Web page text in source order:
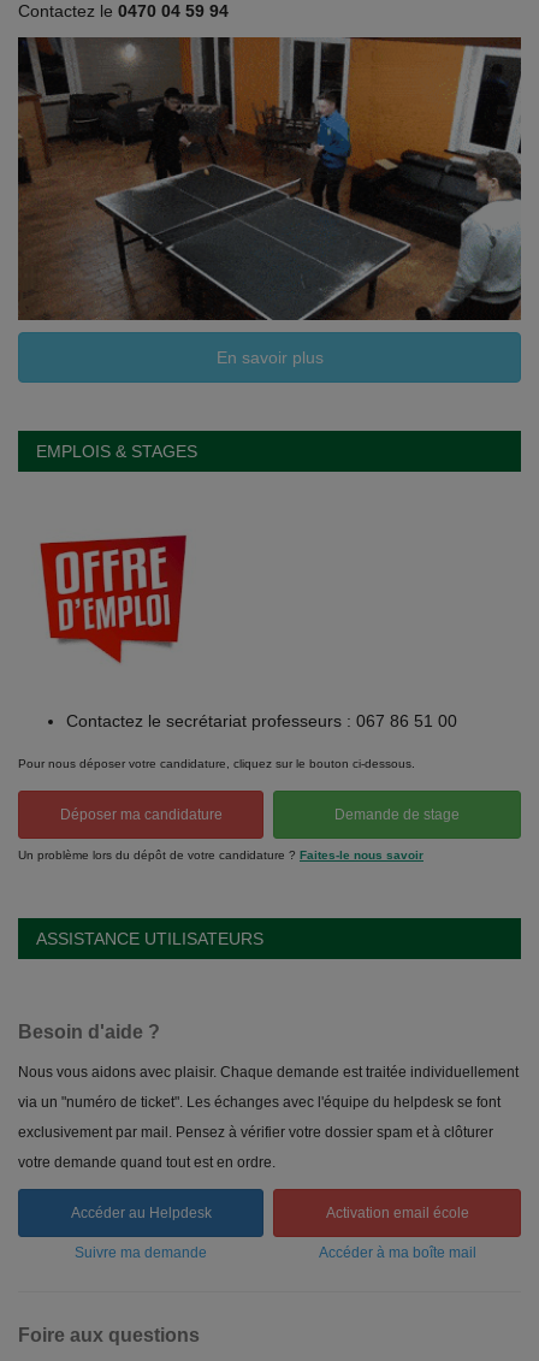
Contactez le 0470 04 59 94
En savoir plus
EMPLOIS & STAGES
Contactez le secrétariat professeurs : 067 86 51 00
Pour nous déposer votre candidature, cliquez sur le bouton ci-dessous.
Déposer ma candidature Demande de stage
Un problème lors du dépôt de votre candidature ? Faites-le nous savoir
ASSISTANCE UTILISATEURS
Besoin d'aide ?
Nous vous aidons avec plaisir. Chaque demande est traitée individuellement
via un "numéro de ticket". Les échanges avec l'équipe du helpdesk se font
exclusivement par mail. Pensez à vérifier votre dossier spam et à clôturer
votre demande quand tout est en ordre.
Accéder au Helpdesk Activation email école
Suivre ma demande Accéder à ma boîte mail
Foire aux questions